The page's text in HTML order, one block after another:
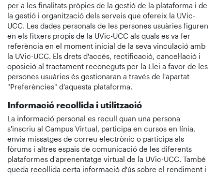
per a les finalitats pròpies de la gestió de la plataforma i de
la gestió i organització dels serveis que ofereix la UVic-
UCC. Les dades personals de les persones usuàries figuren
en els fitxers propis de la UVic-UCC als quals es va fer
referència en el moment inicial de la seva vinculació amb
la UVic-UCC. Els drets d'accés, rectificació, cancel·lació i
oposició al tractament reconeguts per la Llei a favor de les
persones usuàries és gestionaran a través de l'apartat
"Preferències" d'aquesta plataforma.
Informació recollida i utilització
La informació personal es recull quan una persona
s'inscriu al Campus Virtual, participa en cursos en línia,
envia missatges de correu electrònic o participa als
fòrums i altres espais de comunicació de les diferents
plataformes d'aprenentatge virtual de la UVic-UCC. També
queda recollida certa informació d'ús sobre el rendiment i